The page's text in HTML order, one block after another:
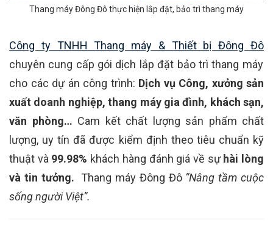
Thang máy Đông Đô thực hiện lắp đặt, bảo trì thang máy
Công ty TNHH Thang máy & Thiết bị Đông Đô
chuyên cung cấp gói dịch lắp đặt bảo trì thang máy
cho các dự án công trình: Dịch vụ Công, xưởng sản
xuất doanh nghiệp, thang máy gia đình, khách sạn,
văn phòng… Cam kết chất lượng sản phẩm chất
lượng, uy tín đã được kiểm định theo tiêu chuẩn kỹ
thuật và 99.98% khách hàng đánh giá về sự hài lòng
và tin tưởng.
Thang máy Đông Đô “Nâng tầm cuộc
sống người Việt”.